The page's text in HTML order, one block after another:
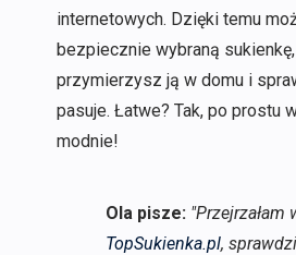
internetowych. Dzięki temu
bezpiecznie wybraną
przymierzysz ją w domu i
pasuje. Łatwe? Tak, po prostu
modnie!
Ola pisze: "Przejrzałam
TopSukienka.pl,